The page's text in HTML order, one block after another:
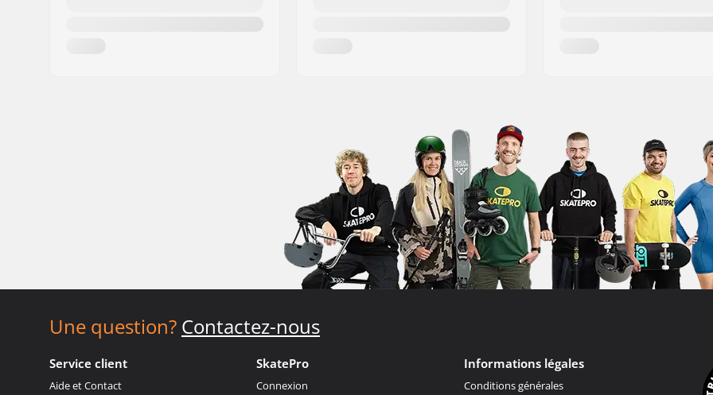
Une question? Contactez-nous
Service client
Aide et Contact
SkatePro
Connexion
Informations légales
Conditions générales